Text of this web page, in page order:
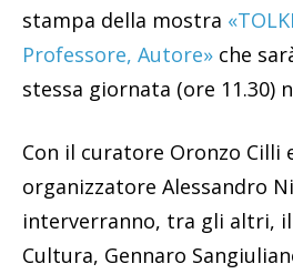
stampa della mostra
Professore, Autore» che
stessa giornata (ore 11.30)
Con il curatore Oronzo Cilli
organizzatore Alessandro
interverranno, tra gli altri,
Cultura, Gennaro